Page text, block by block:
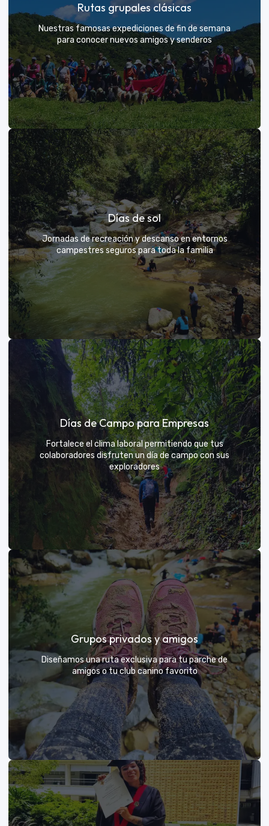
Rutas grupales clásicas
Nuestras famosas expediciones de fin de semana
para conocer nuevos amigos y senderos
Rutas grupales clásicas
Únete a la manada y descubre nuevos senderos
VER MÁS
Días de sol
Jornadas de recreación y descanso en entornos
campestres seguros para toda la familia
Días de sol
Un respiro campestre diseñado para el descanso y la
diversión de todos
VER MÁS
Días de Campo para Empresas
Fortalece el clima laboral permitiendo que tus
colaboradores disfruten un día de campo con sus
exploradores
Días de Campo para Empresas
El mejor beneficio para tu equipo: compartir con sus
exploradores y fortalecer lazos rodeados de
naturaleza
VER MÁS
Grupos privados y amigos
Diseñamos una ruta exclusiva para tu parche de
amigos o tu club canino favorito